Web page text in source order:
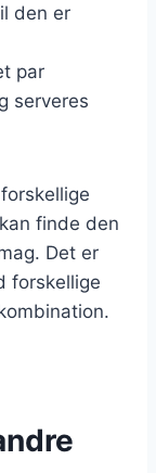
den er
par
serveres
finde den
Det er
forskellige